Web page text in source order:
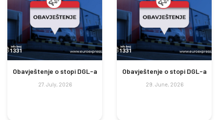
Obavještenje o stopi DGL-a
27. July, 2026
Obavještenje o stopi DGL-a
29. June, 2026